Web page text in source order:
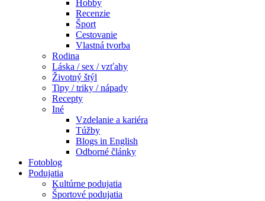
Hobby
Recenzie
Šport
Cestovanie
Vlastná tvorba
Rodina
Láska / sex / vzťahy
Životný štýl
Tipy / triky / nápady
Recepty
Iné
Vzdelanie a kariéra
Túžby
Blogs in English
Odborné články
Fotoblog
Podujatia
Kultúrne podujatia
Športové podujatia